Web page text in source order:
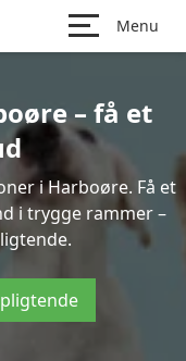
Menu
– få et
i Harboøre. Få et
i trygge rammer –